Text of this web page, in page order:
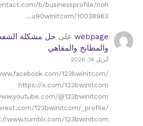
b/businessprofile/noh
u90winitcom/10038963…
webpage على حل مشكلة
والمطابخ والمقاهي
أبريل 14, 2026
123bwinitcom/
https://x.com/123bwinitcom
@123bwinitcom
123bwinitcom/_profile/
www.tumblr.com/123bwinitcom